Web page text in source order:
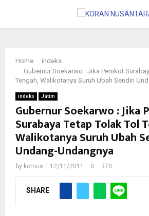
PRIMARY
MENU
Home
indeks
Gubernur Soekarwo : Jika Pemkot
Tengah, Walikotanya Suruh Ubah Sendiri
indeks Jatim
Gubernur Soekarwo : Jika
Surabaya Tetap Tolak Tol
Walikotanya Suruh Ubah
Undang-Undangnya
by kornus 12/11/2011 0 370
SHARE